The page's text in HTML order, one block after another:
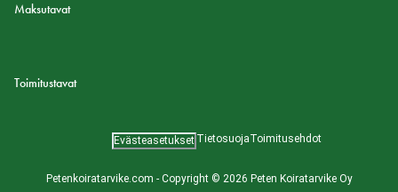
Maksutavat
Toimitustavat
Petenkoiratarvike.com - Copyright © 2026 Peten Koiratarvike Oy
Evästeasetukset TietosuojaToimitusehdot